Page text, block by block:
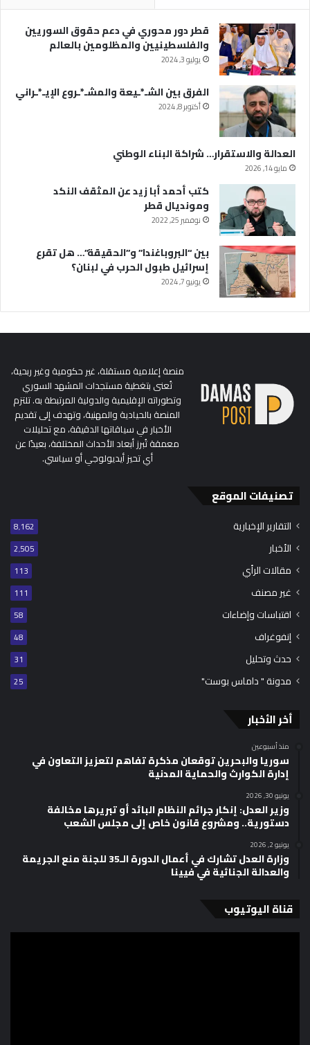
قطر دور محوري في دعم حقوق السوريين
والفلسطينيين والمظلومين بالعالم
يوليو 3, 2024
الفرق بين الشـ*ـيعة والمشـ*ـروع الإيـ*ـراني
أكتوبر 8, 2024
العدالة والاستقرار… شراكة البناء الوطني
مايو 14, 2026
كتب أحمد أبا زيد عن المثقف النكد
ومونديال قطر
نوفمبر 25, 2022
بين “البروباغندا” و”الحقيقة”… هل تقرع
إسرائيل طبول الحرب في لبنان؟
يونيو 7, 2024
منصة إعلامية مستقلة، غير حكومية وغير ربحية،
تُعنى بتغطية مستجدات المشهد السوري
وتطوراته الإقليمية والدولية المرتبطة به. تلتزم
المنصة بالحيادية والمهنية، وتهدف إلى تقديم
الأخبار في سياقاتها الدقيقة، مع تحليلات
معمقة تُبرز أبعاد الأحداث المختلفة، بعيدًا عن
أي تحيز أيديولوجي أو سياسي.
تصنيفات الموقع
التقارير الإخبارية 8٬162
الأخبار 2٬505
مقالات الرأي 113
غير مصنف 111
اقتباسات وإضاءات 58
إنفوغراف 48
حدث وتحليل 31
مدونة " داماس بوست" 25
أخر الأخبار
منذ أسبوعين
سوريا والبحرين توقعان مذكرة تفاهم لتعزيز التعاون في
إدارة الكوارث والحماية المدنية
يونيو 30, 2026
وزير العدل: إنكار جرائم النظام البائد أو تبريرها مخالفة
دستورية.. ومشروع قانون خاص إلى مجلس الشعب
يونيو 2, 2026
وزارة العدل تشارك في أعمال الدورة الـ35 للجنة منع الجريمة
والعدالة الجنائية في فيينا
قناة اليوتيوب